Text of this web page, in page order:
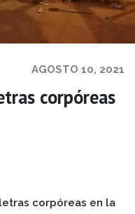
AGOSTO 10, 2021
corpóreas
corpóreas en la